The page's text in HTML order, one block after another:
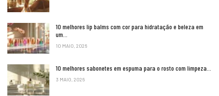
10 melhores lip balms com cor para hidratação e beleza em
um…
10 MAIO, 2026
10 melhores sabonetes em espuma para o rosto com limpeza…
3 MAIO, 2026